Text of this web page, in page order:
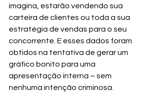
imagina, estarão vendendo sua
carteira de clientes ou toda a sua
estratégia de vendas para o seu
concorrente. E esses dados foram
obtidos na tentativa de gerar um
gráfico bonito para uma
apresentação interna – sem
nenhuma intenção criminosa.